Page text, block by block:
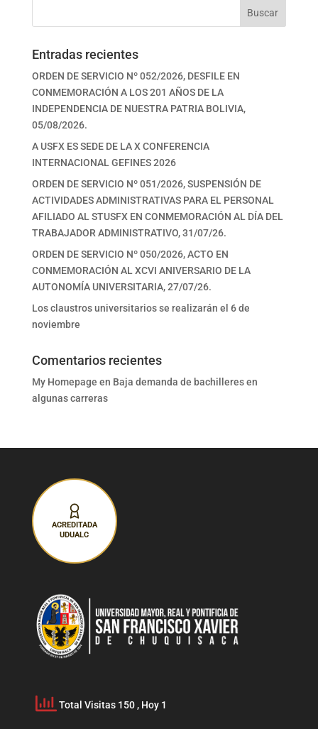
Buscar
Entradas recientes
ORDEN DE SERVICIO Nº 052/2026, DESFILE EN
CONMEMORACIÓN A LOS 201 AÑOS DE LA
INDEPENDENCIA DE NUESTRA PATRIA BOLIVIA,
05/08/2026.
A USFX ES SEDE DE LA X CONFERENCIA
INTERNACIONAL GEFINES 2026
ORDEN DE SERVICIO Nº 051/2026, SUSPENSIÓN DE
ACTIVIDADES ADMINISTRATIVAS PARA EL PERSONAL
AFILIADO AL STUSFX EN CONMEMORACIÓN AL DÍA DEL
TRABAJADOR ADMINISTRATIVO, 31/07/26.
ORDEN DE SERVICIO Nº 050/2026, ACTO EN
CONMEMORACIÓN AL XCVI ANIVERSARIO DE LA
AUTONOMÍA UNIVERSITARIA, 27/07/26.
Los claustros universitarios se realizarán el 6 de
noviembre
Comentarios recientes
My Homepage en Baja demanda de bachilleres en
algunas carreras
ACREDITADA
UDUALC
Total Visitas 150 , Hoy 1